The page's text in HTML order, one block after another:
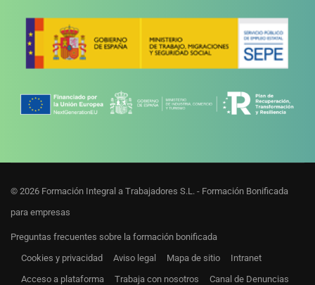
© 2026 Formación Integral a Trabajadores S.L. - Formación Bonificada
para empresas
Preguntas frecuentes sobre la formación bonificada
Cookies y privacidad
Aviso legal Mapa de sitio
Intranet
Acceso a plataforma
Trabaja con nosotros Canal de Denuncias